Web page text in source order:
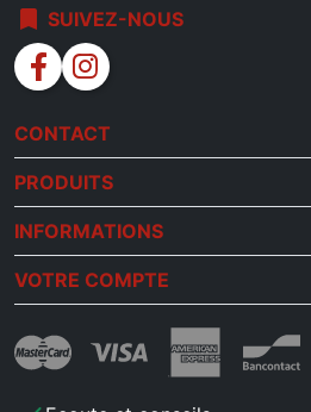
bookmark SUIVEZ-NOUS
facebook instagram
CONTACT
PRODUITS
INFORMATIONS
VOTRE COMPTE